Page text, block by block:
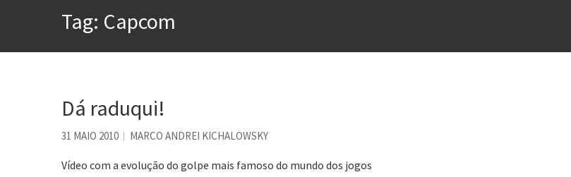
Contardo Calligaris prega o “direito à tristeza”
Tag: Capcom
Dá raduqui!
31 MAIO 2010 MARCO ANDREI KICHALOWSKY
Vídeo com a evolução do golpe mais famoso do mundo dos jogos